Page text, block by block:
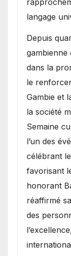
langage
​Depuis
gambienne
dans la
le
Gambie et
la société
Semaine
l’un des
célébrant
favorisant
honorant
réaffirmé
des